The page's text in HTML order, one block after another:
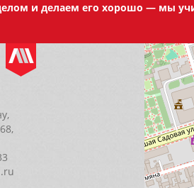
и делаем его хорошо — мы